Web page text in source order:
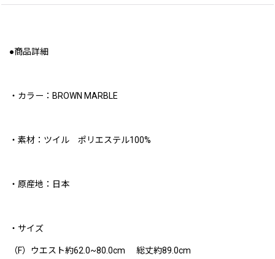
●商品詳細
・カラー：BROWN MARBLE
・素材：ツイル ポリエステル100%
・原産地：日本
・サイズ
（F）ウエスト約62.0~80.0cm 総丈約89.0cm